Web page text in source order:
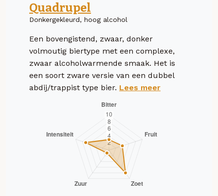
Quadrupel
Donkergekleurd, hoog alcohol
Een bovengistend, zwaar, donker
volmoutig biertype met een complexe,
zwaar alcoholwarmende smaak. Het is
een soort zware versie van een dubbel
abdij/trappist type bier. Lees meer